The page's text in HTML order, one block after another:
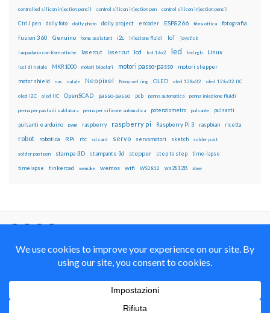
controlled silicon injection pencil control silicon injection pen control silicon injection pencil
CtrlJ pen dolly foto dolly photo dolly project encoder ESP8266 fibra ottica fotografia
fusion 360 Genuino home assistant i2c iniezione fluidi IoT joystick
lampadario con fibre ottiche lasercut laser cut lcd lcd 16x2 led led rgb Linux
luci di natale MKR1000 motori bipolari motori passo-passo motori stepper
motor shield nas natale Neopixel Neopixel ring OLED oled 128x32 oled 128x32 IIC
oled i2C oled IIC OpenSCAD passo-passo pcb penna automatica penna iniezione fluidi
penna per pasta di saldatura penna per silicone automatica potenziometro pulsante pulsanti
pulsanti e arduino pwm raspberry raspberry pi Raspberry Pi 3 raspbian ricetta
robot robotica RPi rtc sd card servo servomotori sketch solder past
solder past pen stampa 3D stampante 3d stepper step to step time-lapse
timelapse tinkercad wemake wemos wifi WS2812 ws2812B xbee
con Licenza
Creative Commons Attribution Non commercial Share
Alike 4.0 International